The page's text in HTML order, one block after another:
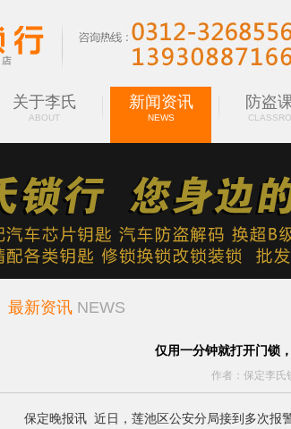
关于李氏
ABOUT
新闻资讯
NEWS
防盗
最新资讯 NEWS
仅用一分钟就打开门锁
作者：保定李氏
保定晚报讯 近日，莲池区公安分局接到多次报警